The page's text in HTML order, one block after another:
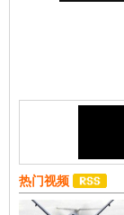
热门视频